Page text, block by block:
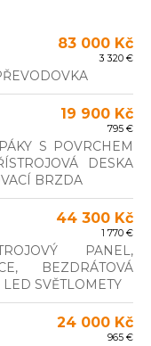
83 000 Kč
3 320 €
19 900 Kč
795 €
S POVRCHEM
DESKA
BRZDA
44 300 Kč
1 770 €
PANEL,
BEZDRÁTOVÁ
SVĚTLOMETY
24 000 Kč
965 €